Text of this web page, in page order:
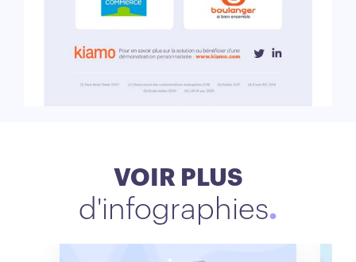
VOIR PLUS
d'infographies